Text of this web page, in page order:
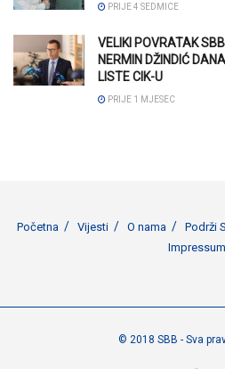
PRIJE 4 SEDMICE
VELIKI POVRATAK
NERMIN DŽINDIĆ
LISTE CIK-U
PRIJE 1 MJESEC
Početna Vijesti O nama Podrži
Impressum
© 2018 SBB - Sva